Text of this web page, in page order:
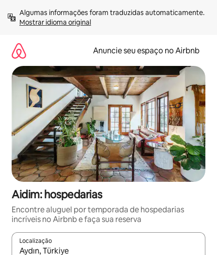
para
Mostrar idioma original
Anuncie seu espaço no Airbnb
Aidim: hospedarias
Encontre aluguel por temporada de hospedarias
incríveis no Airbnb e faça sua reserva
Localização
Quando os resultados estiverem disponíveis, explore-os